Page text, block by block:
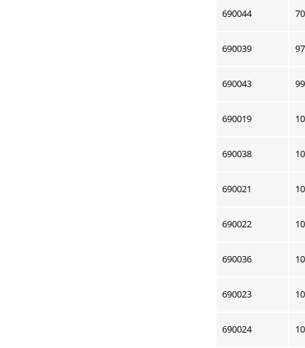
690044
690039
690043
690019
690038
690021
690022
690036
690023
690024